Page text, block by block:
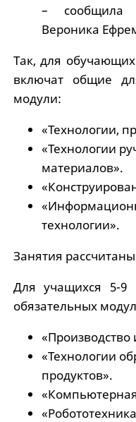
– сообщила
Вероника
Так, для
включат общие
модули:
«Технологии,
«Технологии
материалов».
технологии».
Занятия
Для учащихся 5-9
обязательных
«Производство
«Технологии
продуктов».